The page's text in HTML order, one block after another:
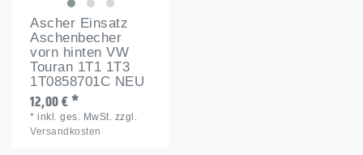
Ascher Einsatz
Aschenbecher
vorn hinten VW
Touran 1T1 1T3
1T0858701C NEU
12,00 € *
*inkl. ges. MwSt. zzgl.
Versandkosten